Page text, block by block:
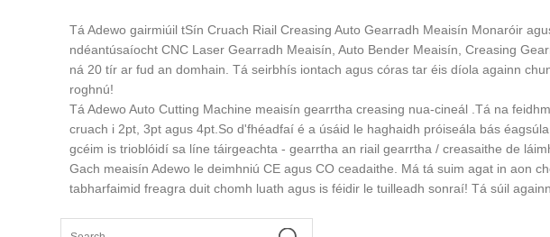
Tá Adewo gairmiúil tSín Cruach Riail Creasing Auto Gearradh Meaisín Monaróir
ndéantúsaíocht CNC Laser Gearradh Meaisín, Auto Bender Meaisín, Creasing
ná 20 tír ar fud an domhain. Tá seirbhís iontach agus córas tar éis díola againn
roghnú!
Tá Adewo Auto Cutting Machine meaisín gearrtha creasing nua-cineál .Tá na
cruach i 2pt, 3pt agus 4pt.So d'fhéadfaí é a úsáid le haghaidh próiseála bás
gcéim is trioblóidí sa líne táirgeachta - gearrtha an riail gearrtha / creasaithe de
Gach meaisín Adewo le deimhniú CE agus CO ceadaithe. Má tá suim agat in aon
tabharfaimid freagra duit chomh luath agus is féidir le tuilleadh sonraí! Tá súil